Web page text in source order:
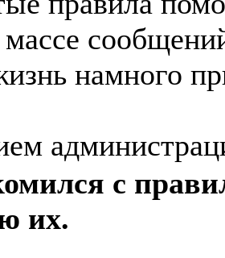
намного
с
их.